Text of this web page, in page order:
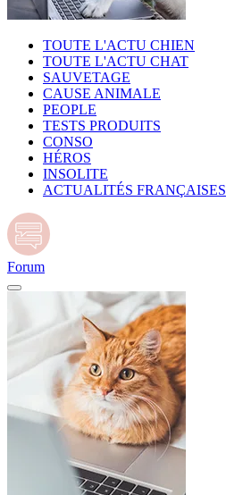
TOUTE L'ACTU CHIEN
TOUTE L'ACTU CHAT
SAUVETAGE
CAUSE ANIMALE
PEOPLE
TESTS PRODUITS
CONSO
HÉROS
INSOLITE
ACTUALITÉS FRANÇAISES
Forum